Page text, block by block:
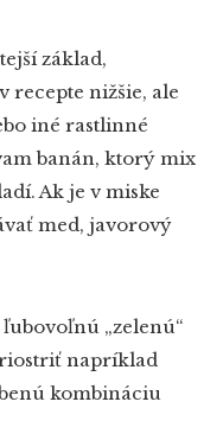
základ,
recepte nižšie, ale
iné rastlinné
banán, ktorý mix
Ak je v miske
med, javorový
„zelenú“
napríklad
kombináciu